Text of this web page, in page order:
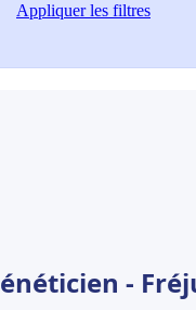
Appliquerles filtres
-